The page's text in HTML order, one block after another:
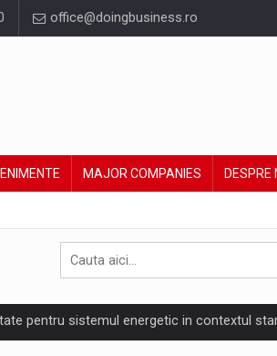
office@doingbusiness.ro
MAJOR COMPANIES DESPRE
pentru sistemul energetic in contextul